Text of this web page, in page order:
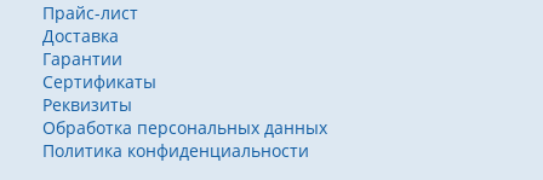
Прайс-лист
Доставка
Гарантии
Сертификаты
Реквизиты
Обработка персональных данных
Политика конфиденциальности